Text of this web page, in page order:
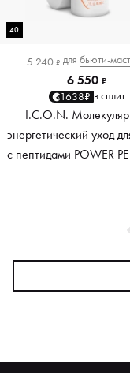
40
5 240 ₽ для бьюти-
6 550 ₽
1638₽ в сплит
I.C.O.N.
энергетический уход
с пептидами POWER